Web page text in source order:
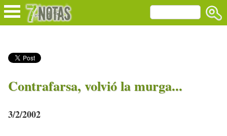
Contrafarsa, volvió la murga...
3/2/2002